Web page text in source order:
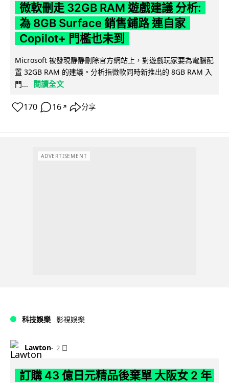
微軟刪走 32GB RAM 遊戲建議 分析:
為 8GB Surface 銷售鋪路 連自家
Copilot+ 門檻也未到
Microsoft 被發現靜靜刪除官方網站上，對遊戲玩家要為電腦配
置 32GB RAM 的建議。分析指微軟同時新推出的 8GB RAM 入
門...
閱讀全文
170 16 ↗ 分享
ADVERTISEMENT
科技娛樂 影視娛樂
Lawton 2 日
訂購 43 億日元精品後棄單 大阪女 2 年